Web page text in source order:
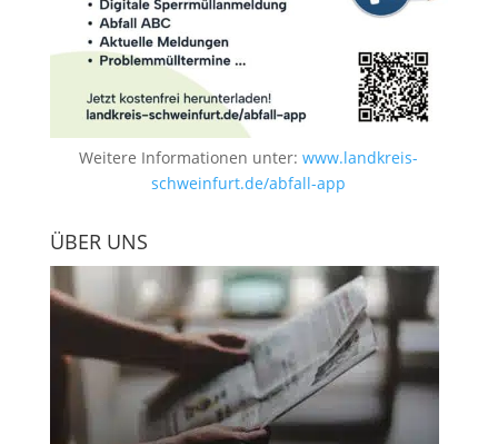
Weitere Informationen unter:www.landkreis-
schweinfurt.de/abfall-app
ÜBER UNS